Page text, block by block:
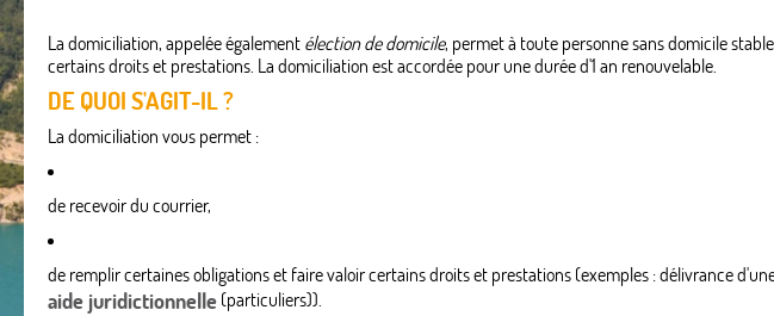
La domiciliation, appelée également élection de domicile, permet à toute personne sans domicile
certains droits et prestations. La domiciliation est accordée pour une durée d'1 an renouvelable.
DE QUOI S'AGIT-IL ?
La domiciliation vous permet :
de recevoir du courrier,
de remplir certaines obligations et faire valoir certains droits et prestations (exemples : délivrance
aide juridictionnelle (particuliers)).